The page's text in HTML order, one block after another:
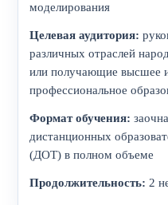
моделирования
Целевая аудитория:
различных отраслей
или получающие высшее
профессиональное
Формат обучения:
дистанционных
(ДОТ) в полном объеме
Продолжительность: 2